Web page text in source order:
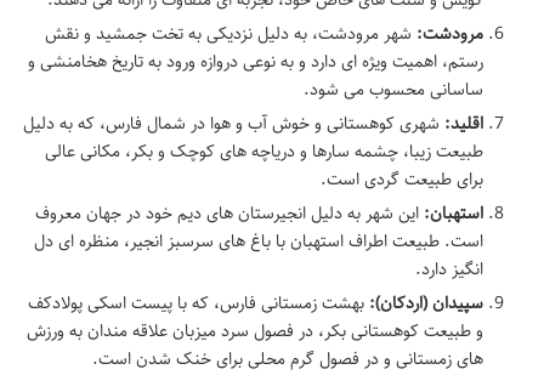
مرودشت: شهر مرودشت، به دلیل نزدیکی به تخت جمشید و نقش
رستم، اهمیت ویژه ای دارد و به نوعی دروازه ورود به تاریخ هخامنشی و
ساسانی محسوب می شود.
اقلید: شهری کوهستانی و خوش آب و هوا در شمال فارس، که به دلیل
طبیعت زیبا، چشمه سارها و دریاچه های کوچک و بکر، مکانی عالی
برای طبیعت گردی است.
استهبان: این شهر به دلیل انجیرستان های دیم خود در جهان معروف
است. طبیعت اطراف استهبان با باغ های سرسبز انجیر، منظره ای دل
انگیز دارد.
سپیدان (اردکان): بهشت زمستانی فارس، که با پیست اسکی پولادکف
و طبیعت کوهستانی بکر، در فصول سرد میزبان علاقه مندان به ورزش
های زمستانی و در فصول گرم محلی برای خنک شدن است.